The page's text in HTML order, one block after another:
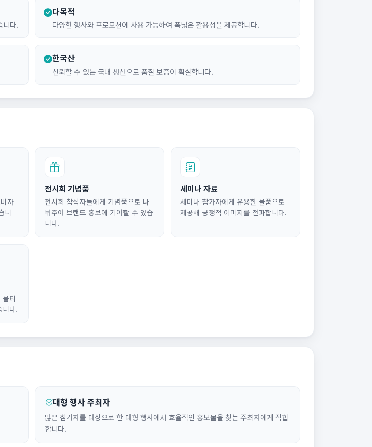
니다.
다목적
다양한 행사와 프로모션에 사용 가능하여 폭넓은 활용성을 제공합니다.
한국산
신뢰할 수 있는 국내 생산으로 품질 보증이 확실합니다.
자
니
전시회 기념품
전시회 참석자들에게 기념품으로 나
눠주어 브랜드 홍보에 기여할 수 있습
니다.
세미나 자료
세미나 참가자에게 유용한 물품으로
제공해 긍정적 이미지를 전파합니다.
티
니다.
대형 행사 주최자
많은 참가자를 대상으로 한 대형 행사에서 효율적인 홍보물을 찾는 주최자에게 적합
합니다.